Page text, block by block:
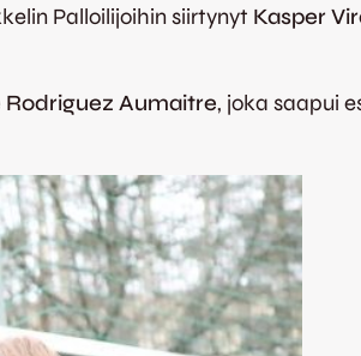
Palloilijoihin siirtynyt Kasper
Rodriguez Aumaitre, joka saapui